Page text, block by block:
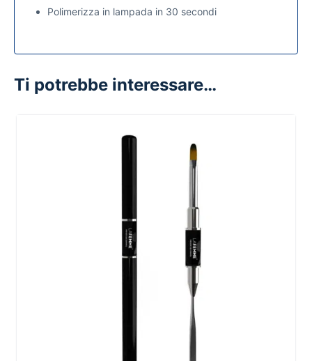
Polimerizza in lampada in 30 secondi
Ti potrebbe interessare…